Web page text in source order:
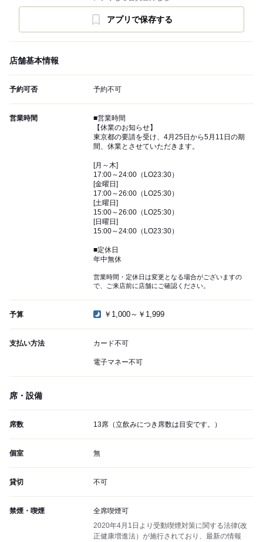
アプリで保存する
店舗基本情報
予約可否 予約不可
営業時間
■営業時間
【休業のお知らせ】
東京都の要請を受け、4月25日から5月11日の期
間、休業とさせていただきます。
[月～木]
17:00～24:00（LO23:30）
[金曜日]
17:00～26:00（LO25:30）
[土曜日]
15:00～26:00（LO25:30）
[日曜日]
15:00～24:00（LO23:30）
■定休日
年中無休
営業時間・定休日は変更となる場合がございますの
で、ご来店前に店舗にご確認ください。
予算 ￥1,000～￥1,999
支払い方法 カード不可
電子マネー不可
席・設備
席数 13席（立飲みにつき席数は目安です。）
個室 無
貸切 不可
禁煙・喫煙
全席喫煙可
2020年4月1日より受動喫煙対策に関する法律(改
正健康増進法）が施行されており、最新の情報